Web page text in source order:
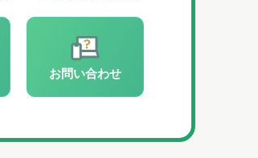
お問い合わせ